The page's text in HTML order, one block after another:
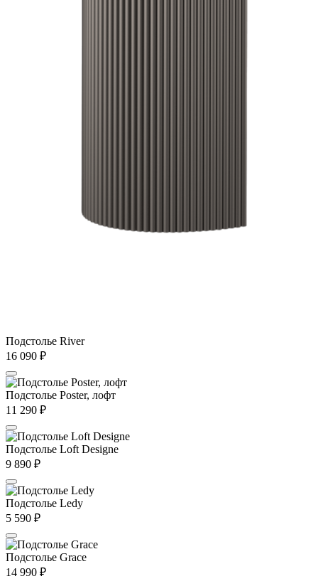
Подстолье River
16 090 ₽
Подстолье Poster, лофт
11 290 ₽
Подстолье Loft Designe
9 890 ₽
Подстолье Ledy
5 590 ₽
Подстолье Grace
14 990 ₽